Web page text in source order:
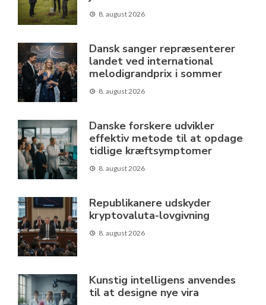
8. august 2026
Dansk sanger repræsenterer
landet ved international
melodigrandprix i sommer
8. august 2026
Danske forskere udvikler
effektiv metode til at opdage
tidlige kræftsymptomer
8. august 2026
Republikanere udskyder
kryptovaluta-lovgivning
8. august 2026
Kunstig intelligens anvendes
til at designe nye vira